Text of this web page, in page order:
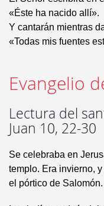
«Éste ha nacido allí».
Y cantarán mientras
«Todas mis fuentes
Evangelio
Lectura del
Juan 10, 22-30
Se celebraba en
templo. Era invierno,
el pórtico de Salomón.